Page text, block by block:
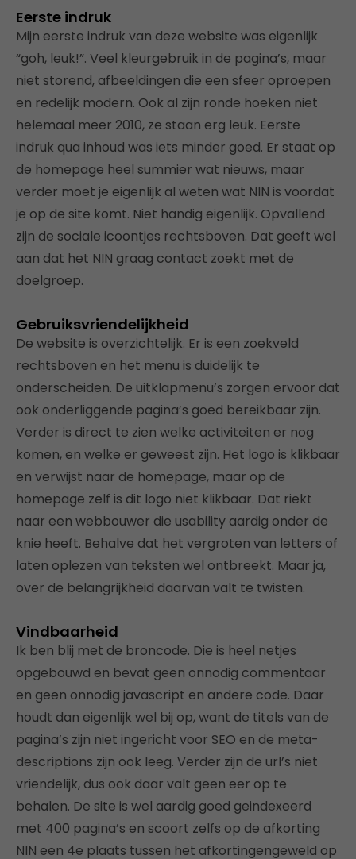
Eerste indruk
Mijn eerste indruk van deze website was eigenlijk
“goh, leuk!”. Veel kleurgebruik in de pagina’s, maar
niet storend, afbeeldingen die een sfeer oproepen
en redelijk modern. Ook al zijn ronde hoeken niet
helemaal meer 2010, ze staan erg leuk. Eerste
indruk qua inhoud was iets minder goed. Er staat op
de homepage heel summier wat nieuws, maar
verder moet je eigenlijk al weten wat NIN is voordat
je op de site komt. Niet handig eigenlijk. Opvallend
zijn de sociale icoontjes rechtsboven. Dat geeft wel
aan dat het NIN graag contact zoekt met de
doelgroep.
Gebruiksvriendelijkheid
De website is overzichtelijk. Er is een zoekveld
rechtsboven en het menu is duidelijk te
onderscheiden. De uitklapmenu’s zorgen ervoor dat
ook onderliggende pagina’s goed bereikbaar zijn.
Verder is direct te zien welke activiteiten er nog
komen, en welke er geweest zijn. Het logo is klikbaar
en verwijst naar de homepage, maar op de
homepage zelf is dit logo niet klikbaar. Dat riekt
naar een webbouwer die usability aardig onder de
knie heeft. Behalve dat het vergroten van letters of
laten oplezen van teksten wel ontbreekt. Maar ja,
over de belangrijkheid daarvan valt te twisten.
Vindbaarheid
Ik ben blij met de broncode. Die is heel netjes
opgebouwd en bevat geen onnodig commentaar
en geen onnodig javascript en andere code. Daar
houdt dan eigenlijk wel bij op, want de titels van de
pagina’s zijn niet ingericht voor SEO en de meta-
descriptions zijn ook leeg. Verder zijn de url’s niet
vriendelijk, dus ook daar valt geen eer op te
behalen. De site is wel aardig goed geindexeerd
met 400 pagina’s en scoort zelfs op de afkorting
NIN een 4e plaats tussen het afkortingengeweld op